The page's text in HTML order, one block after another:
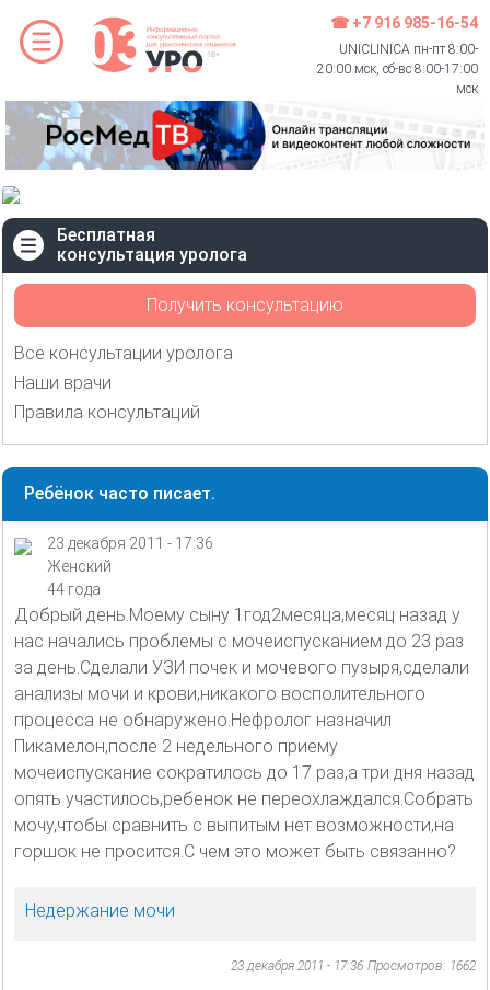
☎ +7 916 985-16-54
UNICLINICA пн-пт 8:00-
20:00 мск, сб-вс 8:00-17:00
мск
Бесплатная
консультация уролога
Получить консультацию
Все консультации уролога
Наши врачи
Правила консультаций
Ребёнок часто писает.
23 декабря 2011 - 17:36
Женский
44 года
Добрый день.Моему сыну 1год2месяца,месяц назад у
нас начались проблемы с мочеиспусканием до 23 раз
за день.Сделали УЗИ почек и мочевого пузыря,сделали
анализы мочи и крови,никакого восполительного
процесса не обнаружено.Нефролог назначил
Пикамелон,после 2 недельного приему
мочеиспускание сократилось до 17 раз,а три дня назад
опять участилось,ребенок не переохлаждался.Собрать
мочу,чтобы сравнить с выпитым нет возможности,на
горшок не просится.С чем это может быть связанно?
Недержание мочи
23 декабря 2011 - 17:36 Просмотров: 1662